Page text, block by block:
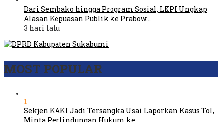
Dari Sembako hingga Program Sosial, LKPI Ungkap
Alasan Kepuasan Publik ke Prabow…
3 hari lalu
MOST POPULAR
1
Sekjen KAKI Jadi Tersangka Usai Laporkan Kasus Tol,
Minta Perlindungan Hukum ke …